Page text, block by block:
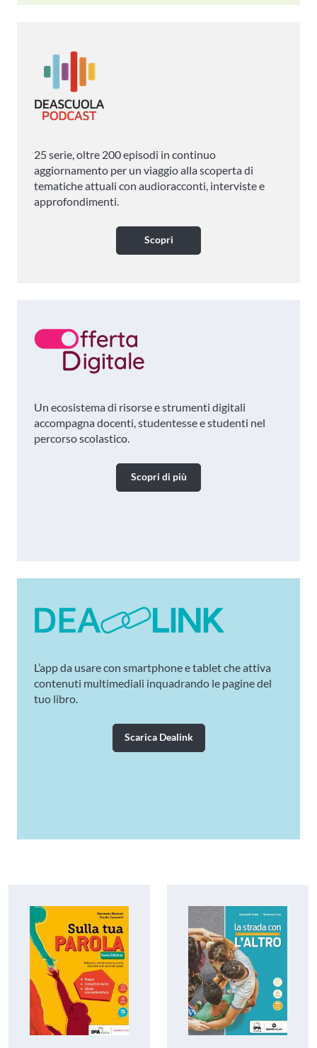
25 serie, oltre 200 episodi in continuo
aggiornamento per un viaggio alla scoperta di
tematiche attuali con audioracconti, interviste e
approfondimenti.
Scopri
Un ecosistema di risorse e strumenti digitali
accompagna docenti, studentesse e studenti nel
percorso scolastico.
Scopri di più
L’app da usare con smartphone e tablet che attiva
contenuti multimediali inquadrando le pagine del
tuo libro.
Scarica Dealink